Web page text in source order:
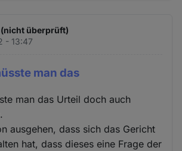
überprüft)
- 13:47
man das
man das Urteil doch auch
ausgehen, dass sich das Gericht
hat, dass dieses eine Frage der